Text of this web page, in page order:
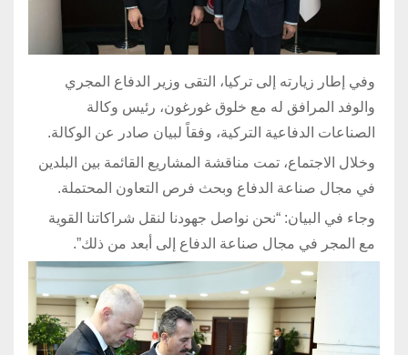
وفي إطار زيارته إلى تركيا، التقى وزير الدفاع المجري
والوفد المرافق له مع خلوق غورغون، رئيس وكالة
الصناعات الدفاعية التركية، وفقاً لبيان صادر عن الوكالة.
وخلال الاجتماع، تمت مناقشة المشاريع القائمة بين البلدين
في مجال صناعة الدفاع وبحث فرص التعاون المحتملة.
وجاء في البيان: “نحن نواصل جهودنا لنقل شراكاتنا القوية
مع المجر في مجال صناعة الدفاع إلى أبعد من ذلك”.